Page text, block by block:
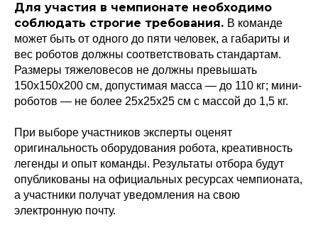
Для участия в чемпионате необходимо
соблюдать строгие требования. В команде
может быть от одного до пяти человек, а габариты и
вес роботов должны соответствовать стандартам.
Размеры тяжеловесов не должны превышать
150х150х200 см, допустимая масса — до 110 кг; мини-
роботов — не более 25х25х25 см с массой до 1,5 кг.
При выборе участников эксперты оценят
оригинальность оборудования робота, креативность
легенды и опыт команды. Результаты отбора будут
опубликованы на официальных ресурсах чемпионата,
а участники получат уведомления на свою
электронную почту.